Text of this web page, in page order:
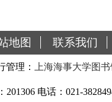
地图 联系我们
管理： 上海海事大学图
电话：021-